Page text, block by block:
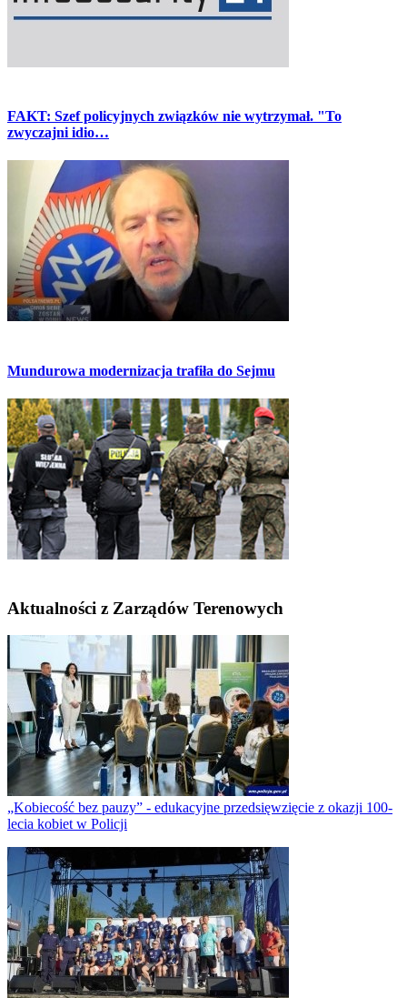
FAKT: Szef policyjnych związków nie wytrzymał. "To
zwyczajni idio…
Mundurowa modernizacja trafiła do Sejmu
Aktualności z Zarządów Terenowych
„Kobiecość bez pauzy” - edukacyjne przedsięwzięcie z okazji 100-
lecia kobiet w Policji